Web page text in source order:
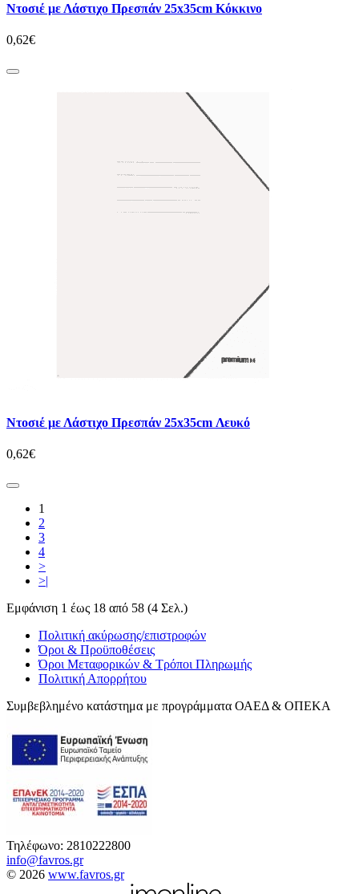
Ντοσιέ με Λάστιχο Πρεσπάν 25x35cm Κόκκινο
0,62€
Ντοσιέ με Λάστιχο Πρεσπάν 25x35cm Λευκό
0,62€
1
2
3
4
>
>|
Εμφάνιση 1 έως 18 από 58 (4 Σελ.)
Πολιτική ακύρωσης/επιστροφών
Όροι & Προϋποθέσεις
Όροι Μεταφορικών & Τρόποι Πληρωμής
Πολιτική Απορρήτου
Συμβεβλημένο κατάστημα με προγράμματα ΟΑΕΔ & ΟΠΕΚΑ
Τηλέφωνο: 2810222800
info@favros.gr
© 2026 www.favros.gr